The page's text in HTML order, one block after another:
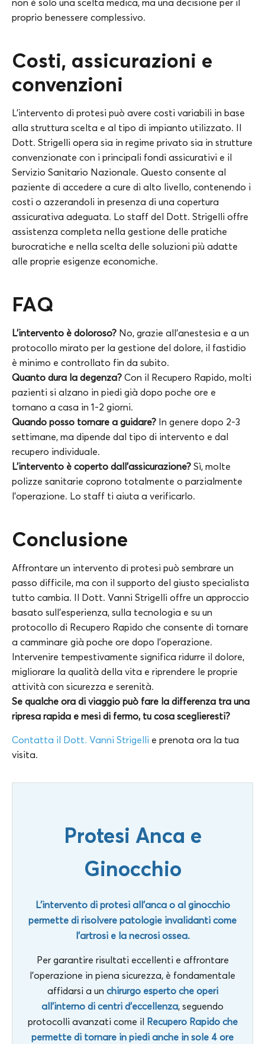
non è solo una scelta medica, ma una decisione per il
proprio benessere complessivo.
Costi, assicurazioni e
convenzioni
L’intervento di protesi può avere costi variabili in base
alla struttura scelta e al tipo di impianto utilizzato. Il
Dott. Strigelli opera sia in regime privato sia in strutture
convenzionate con i principali fondi assicurativi e il
Servizio Sanitario Nazionale. Questo consente al
paziente di accedere a cure di alto livello, contenendo i
costi o azzerandoli in presenza di una copertura
assicurativa adeguata. Lo staff del Dott. Strigelli offre
assistenza completa nella gestione delle pratiche
burocratiche e nella scelta delle soluzioni più adatte
alle proprie esigenze economiche.
FAQ
L’intervento è doloroso? No, grazie all’anestesia e a un
protocollo mirato per la gestione del dolore, il fastidio
è minimo e controllato fin da subito.
Quanto dura la degenza? Con il Recupero Rapido, molti
pazienti si alzano in piedi già dopo poche ore e
tornano a casa in 1-2 giorni.
Quando posso tornare a guidare? In genere dopo 2-3
settimane, ma dipende dal tipo di intervento e dal
recupero individuale.
L’intervento è coperto dall’assicurazione? Sì, molte
polizze sanitarie coprono totalmente o parzialmente
l’operazione. Lo staff ti aiuta a verificarlo.
Conclusione
Affrontare un intervento di protesi può sembrare un
passo difficile, ma con il supporto del giusto specialista
tutto cambia. Il Dott. Vanni Strigelli offre un approccio
basato sull’esperienza, sulla tecnologia e su un
protocollo di Recupero Rapido che consente di tornare
a camminare già poche ore dopo l’operazione.
Intervenire tempestivamente significa ridurre il dolore,
migliorare la qualità della vita e riprendere le proprie
attività con sicurezza e serenità.
Se qualche ora di viaggio può fare la differenza tra una
ripresa rapida e mesi di fermo, tu cosa sceglieresti?
Contatta il Dott. Vanni Strigelli e prenota ora la tua
visita.
Protesi Anca e
Ginocchio
L’intervento di protesi all’anca o al ginocchio
permette di risolvere patologie invalidanti come
l’artrosi e la necrosi ossea.
Per garantire risultati eccellenti e affrontare
l’operazione in piena sicurezza, è fondamentale
affidarsi a un chirurgo esperto che operi
all’interno di centri d’eccellenza, seguendo
protocolli avanzati come il Recupero Rapido che
permette di tornare in piedi anche in sole 4 ore